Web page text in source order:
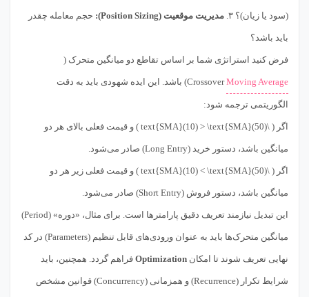
(سود یا زیان)؟ ۳. مدیریت موقعیت (Position Sizing): حجم معامله چقدر
باید باشد؟
فرض کنید استراتژی شما بر اساس تقاطع دو میانگین متحرک (
Moving Average Crossover) باشد. این ایده شهودی باید به دقت
الگوریتمی ترجمه شود:
اگر ( \text{SMA}(10) > \text{SMA}(50) ) و قیمت فعلی بالای هر دو
میانگین باشد، دستور خرید (Long Entry) صادر می‌شود.
اگر ( \text{SMA}(10) < \text{SMA}(50) ) و قیمت فعلی زیر هر دو
میانگین باشد، دستور فروش (Short Entry) صادر می‌شود.
این تبدیل نیازمند تعریف دقیق پارامترها است. برای مثال، «دوره» (Period)
میانگین متحرک‌ها باید به عنوان ورودی‌های قابل تنظیم (Parameters) در کد
نهایی تعریف شوند تا امکان Optimization فراهم گردد. همچنین، باید
شرایط تکرار (Recurrence) و همزمانی (Concurrency) قوانین مشخص